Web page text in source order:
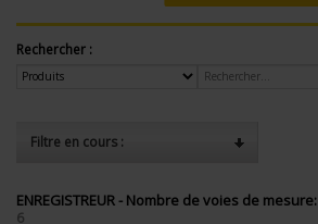
Rechercher :
Filtre en cours :
ENREGISTREUR - Nombre de voies de mesure:
6